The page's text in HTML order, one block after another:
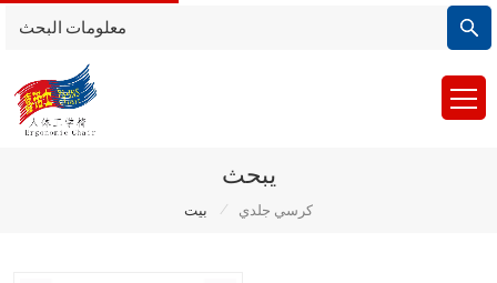
يبحث
بيت / كرسي جلدي